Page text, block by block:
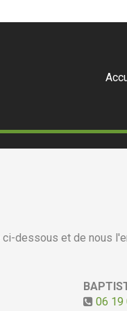
ci-dessous et de nous
06 19